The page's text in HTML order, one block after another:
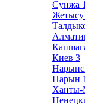
Сунжа 1
Жетысу
Киев 3
Нарын 1
Ханты-